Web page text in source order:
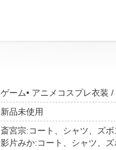
ゲーム• アニメコスプレ衣装
新品未使用
斎宮宗:コート、シャツ、ズ
影片みか:コート、シャツ、